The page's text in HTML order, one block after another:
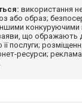
використання
або образ;
конкуруючими
що ображають
її послуги;
ресурси;